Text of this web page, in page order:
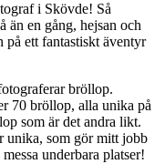
i Skövde! Så
än en gång, hejsan och
ett fantastiskt äventyr
bröllop.
70 bröllop, alla unika på
som är det andra likt.
unika, som görmitt jobb
messa underbara platser!